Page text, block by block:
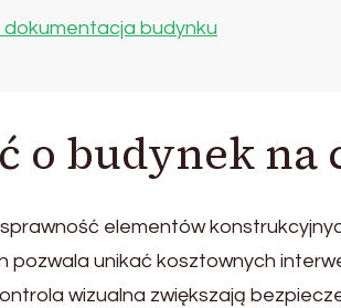
budynku
o budynek na
elementów
pozwala unikać kosztownych
wizualna zwiększają